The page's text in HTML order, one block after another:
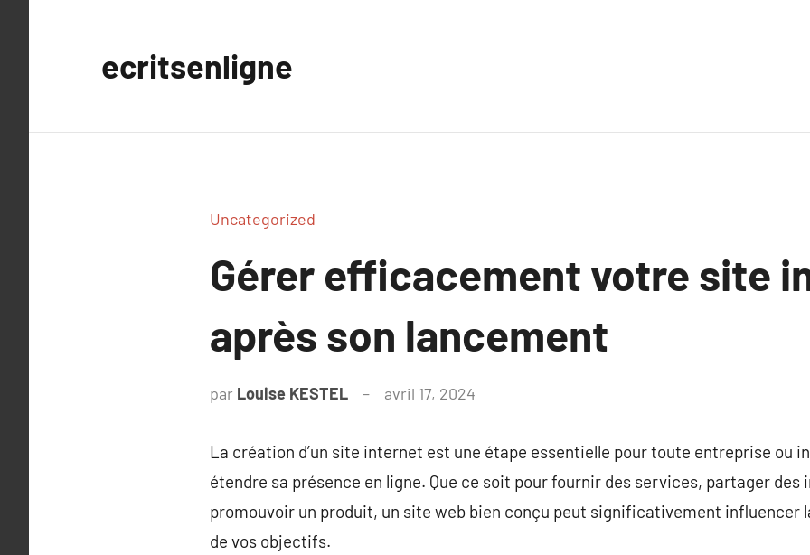
ecritsenligne
Uncategorized
Gérer efficacement votre site
après son lancement
par Louise KESTEL avril 17, 2024
La création d’un site internet est une étape essentielle pour toute entreprise ou
étendre sa présence en ligne. Que ce soit pour fournir des services, partager des
promouvoir un produit, un site web bien conçu peut significativement influencer
de vos objectifs.